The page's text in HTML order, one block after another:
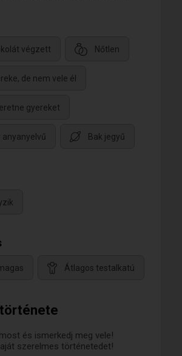
és ismerkedj meg vele!
szerelmes történetedet!
végzett Nőtlen
de nem vele él
gyereket
anyanyelvű Bak jegyű
Átlagos testalkatú